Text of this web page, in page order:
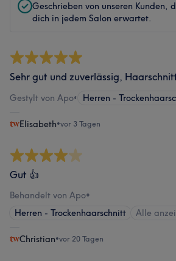
Geschrieben von unseren Kunden,
dich in jedem Salon erwartet.
Sehr gut und zuverlässig,
Gestylt von Apo• Herren -
Elisabeth•vor 3 Tagen
Gut 👍
Behandelt von Apo•
Herren - Trockenhaarschnitt
Alle
Christian•vor 20 Tagen